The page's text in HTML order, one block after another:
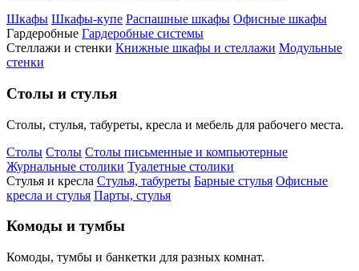
Шкафы Шкафы-купе Распашные шкафы Офисные шкафы
Гардеробные Гардеробные системы
Стеллажи и стенки Книжные шкафы и стеллажи Модульные
стенки
Столы и стулья
Столы, стулья, табуреты, кресла и мебель для рабочего места.
Столы Столы Столы письменные и компьютерные
Журнальные столики Туалетные столики
Стулья и кресла Стулья, табуреты Барные стулья Офисные
кресла и стулья Парты, стулья
Комоды и тумбы
Комоды, тумбы и банкетки для разных комнат.